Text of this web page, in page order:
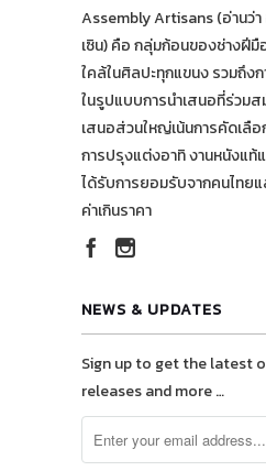
Assembly Artisans (อ่านว่
เซิน) คือ กลุ่มก้อนของช่างฝี
ใคล้ในศิลปะทุกแขนง รวมถึง
ในรูปแบบการนำเสนอที่ร่วม
เสนอส่วนใหญ่เน้นการคัดเลื
การปรุงแต่งอาทิ งานหนังแท้
ได้รับการยอมรับจากคนไทย
ค่าเกินราคา
NEWS & UPDATES
Sign up to get the latest
releases and more …